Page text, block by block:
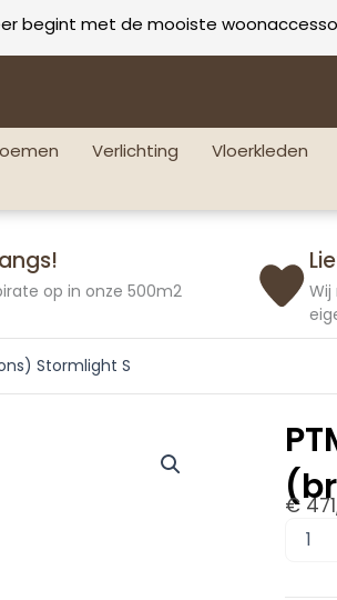
begint met de mooiste
Verlichting Vloerkleden
op in onze 500m2
Stormlight S
€
PTMD
Rodire